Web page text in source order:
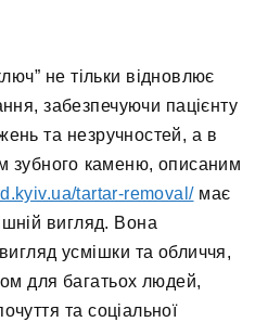
не тільки відновлює
забезпечуючи пацієнту
та незручностей, а в
зубного каменю, описаним
tartar-removal/має
вигляд. Вона
усмішки та обличчя,
для багатьох людей,
та соціальної